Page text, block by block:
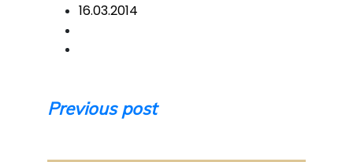
16.03.2014
Навигация
Previous post